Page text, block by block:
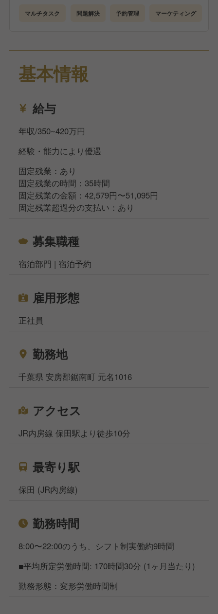
マルチタスク 問題解決 予約管理 マーケティング
基本情報
給与
年収/350~420万円
経験・能力により優遇
固定残業：あり
固定残業の時間：35時間
固定残業の金額：42,579円〜51,095円
固定残業超過分の支払い：あり
募集職種
宿泊部門 | 宿泊予約
雇用形態
正社員
勤務地
千葉県 安房郡鋸南町 元名1016
アクセス
JR内房線 保田駅より徒歩10分
最寄り駅
保田 (JR内房線)
勤務時間
8:00〜22:00のうち、シフト制実働約9時間
■平均所定労働時間: 170時間30分 (1ヶ月当たり)
勤務形態：変形労働時間制